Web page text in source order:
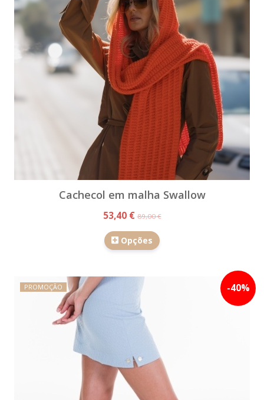
Cachecol em malha Swallow
53,40 €89,00 €
Opções
-40%
PROMOÇÃO